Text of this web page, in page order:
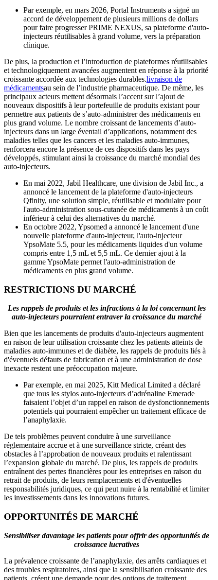
Par exemple, en mars 2026, Portal Instruments a signé un
accord de développement de plusieurs millions de dollars
pour faire progresser PRIME NEXUS, sa plateforme d'auto-
injecteurs réutilisables à grand volume, vers la préparation
clinique.
De plus, la production et l’introduction de plateformes réutilisables
et technologiquement avancées augmentent en réponse à la priorité
croissante accordée aux technologies durables.livraison de
médicamentsau sein de l’industrie pharmaceutique. De même, les
principaux acteurs mettent désormais l’accent sur l’ajout de
nouveaux dispositifs à leur portefeuille de produits existant pour
permettre aux patients de s’auto-administrer des médicaments en
plus grand volume. Le nombre croissant de lancements d’auto-
injecteurs dans un large éventail d’applications, notamment des
maladies telles que les cancers et les maladies auto-immunes,
renforcera encore la présence de ces dispositifs dans les pays
développés, stimulant ainsi la croissance du marché mondial des
auto-injecteurs.
En mai 2022, Jabil Healthcare, une division de Jabil Inc., a
annoncé le lancement de la plateforme d'auto-injecteurs
Qfinity, une solution simple, réutilisable et modulaire pour
l'auto-administration sous-cutanée de médicaments à un coût
inférieur à celui des alternatives du marché.
En octobre 2022, Ypsomed a annoncé le lancement d'une
nouvelle plateforme d'auto-injecteur, l'auto-injecteur
YpsoMate 5.5, pour les médicaments liquides d'un volume
compris entre 1,5 mL et 5,5 mL. Ce dernier ajout à la
gamme YpsoMate permet l'auto-administration de
médicaments en plus grand volume.
RESTRICTIONS DU MARCHÉ
Les rappels de produits et les infractions à la loi concernant les
auto-injecteurs pourraient entraver la croissance du marché
Bien que les lancements de produits d'auto-injecteurs augmentent
en raison de leur utilisation croissante chez les patients atteints de
maladies auto-immunes et de diabète, les rappels de produits liés à
d'éventuels défauts de fabrication et à une administration de dose
inexacte restent une préoccupation majeure.
Par exemple, en mai 2025, Kitt Medical Limited a déclaré
que tous les stylos auto-injecteurs d’adrénaline Emerade
faisaient l’objet d’un rappel en raison de dysfonctionnements
potentiels qui pourraient empêcher un traitement efficace de
l’anaphylaxie.
De tels problèmes peuvent conduire à une surveillance
réglementaire accrue et à une surveillance stricte, créant des
obstacles à l’approbation de nouveaux produits et ralentissant
l’expansion globale du marché. De plus, les rappels de produits
entraînent des pertes financières pour les entreprises en raison du
retrait de produits, de leurs remplacements et d'éventuelles
responsabilités juridiques, ce qui peut nuire à la rentabilité et limiter
les investissements dans les innovations futures.
OPPORTUNITÉS DE MARCHÉ
Sensibiliser davantage les patients pour offrir des opportunités de
croissance lucratives
La prévalence croissante de l’anaphylaxie, des arrêts cardiaques et
des troubles respiratoires, ainsi que la sensibilisation croissante des
patients, créent une demande pour des options de traitement